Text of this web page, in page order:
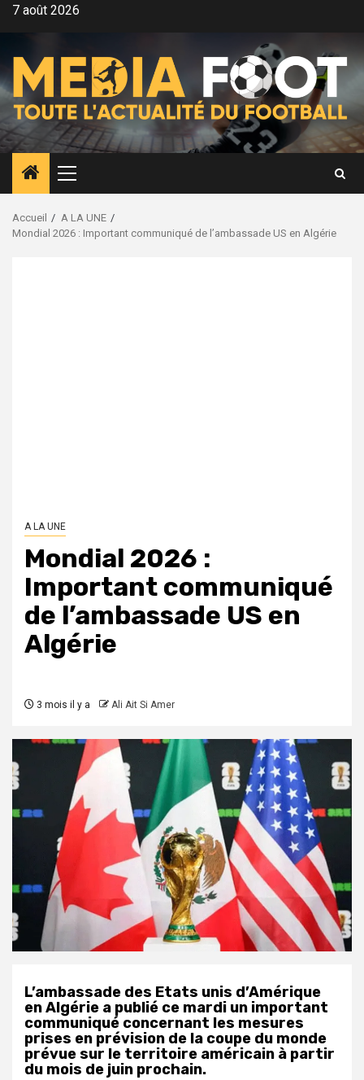
Aller7 août 2026
Menu
principal
Accueil
A LA UNE
Mondial 2026 : Important communiqué de l’ambassade US en Algérie
A LA UNE
Mondial 2026 :
Important communiqué
de l’ambassade US en
Algérie
3 mois il y a Ali Ait Si Amer
L’ambassade des Etats unis d’Amérique
en Algérie a publié ce mardi un important
communiqué concernant les mesures
prises en prévision de la coupe du monde
prévue sur le territoire américain à partir
du mois de juin prochain.